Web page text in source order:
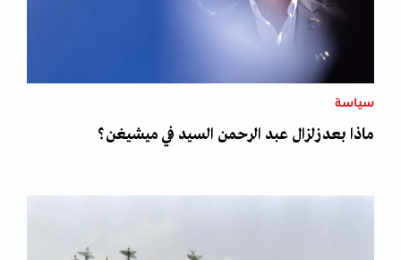
سياسة
ماذا بعد زلزال عبد الرحمن السيد في ميشيغن؟